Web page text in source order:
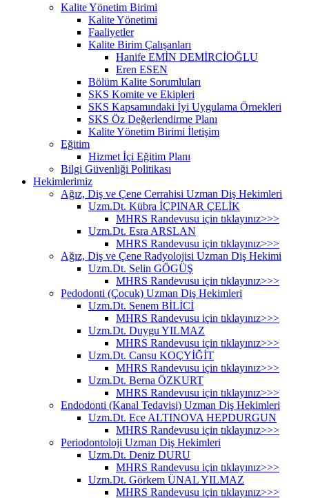
Kalite Yönetim Birimi
Kalite Yönetimi
Faaliyetler
Kalite Birim Çalışanları
Hanife EMİN DEMİRCİOĞLU
Eren ESEN
Bölüm Kalite Sorumluları
SKS Komite ve Ekipleri
SKS Kapsamındaki İyi Uygulama Örnekleri
SKS Öz Değerlendirme Planı
Kalite Yönetim Birimi İletişim
Eğitim
Hizmet İçi Eğitim Planı
Bilgi Güvenliği Politikası
Hekimlerimiz
Ağız, Diş ve Çene Cerrahisi Uzman Diş Hekimleri
Uzm.Dt. Kübra İÇPINAR ÇELİK
MHRS Randevusu için tıklayınız>>>
Uzm.Dt. Esra ARSLAN
MHRS Randevusu için tıklayınız>>>
Ağız, Diş ve Çene Radyolojisi Uzman Diş Hekimi
Uzm.Dt. Selin GÖGÜŞ
MHRS Randevusu için tıklayınız>>>
Pedodonti (Çocuk) Uzman Diş Hekimleri
Uzm.Dt. Senem BİLİCİ
MHRS Randevusu için tıklayınız>>>
Uzm.Dt. Duygu YILMAZ
MHRS Randevusu için tıklayınız>>>
Uzm.Dt. Cansu KOÇYİĞİT
MHRS Randevusu için tıklayınız>>>
Uzm.Dt. Berna ÖZKURT
MHRS Randevusu için tıklayınız>>>
Endodonti (Kanal Tedavisi) Uzman Diş Hekimleri
Uzm.Dt. Ece ALTINOVA HEPDURGUN
MHRS Randevusu için tıklayınız>>>
Periodontoloji Uzman Diş Hekimleri
Uzm.Dt. Deniz DURU
MHRS Randevusu için tıklayınız>>>
Uzm.Dt. Görkem ÜNAL YILMAZ
MHRS Randevusu için tıklayınız>>>